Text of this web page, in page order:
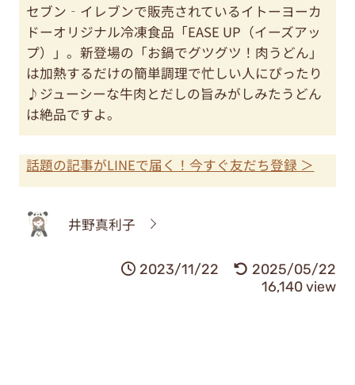
セブン‐イレブンで販売されているイトーヨーカ
ドーオリジナル冷凍食品「EASE UP（イーズアッ
プ）」。新登場の「お鍋でグツグツ！肉うどん」
は加熱するだけの簡単調理で忙しい人にぴったり
♪ジューシーな牛肉とだしの旨みがしみたうどん
は絶品ですよ。
話題の記事がLINEで届く！今すぐ友だち登録 ＞
井野真利子
2023/11/22
2025/05/22
16,140 view